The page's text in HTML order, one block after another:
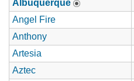
Albuquerque
Angel Fire
Anthony
Artesia
Aztec